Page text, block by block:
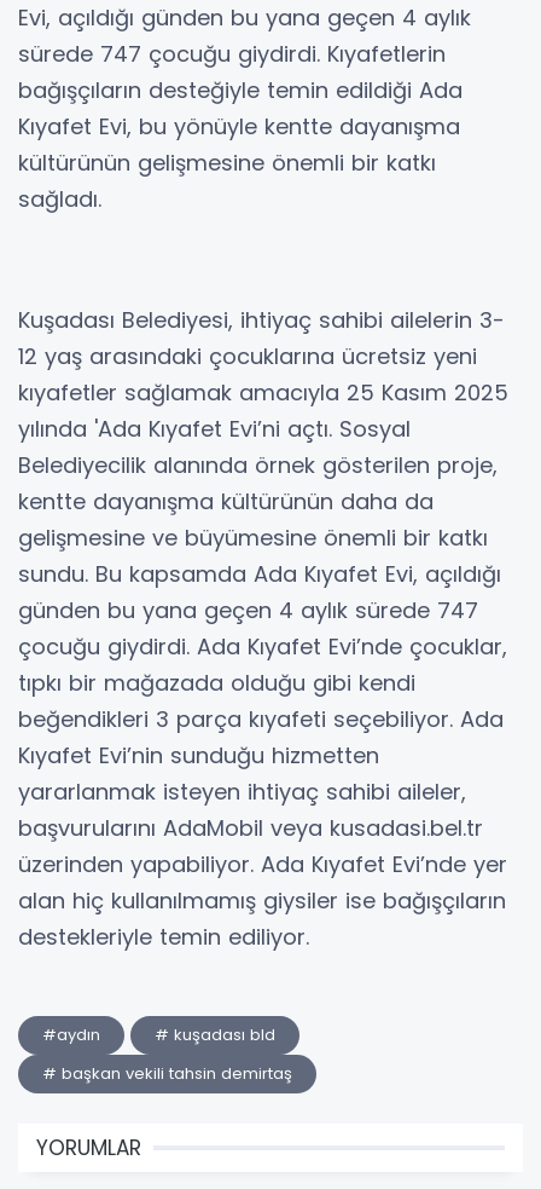
Evi, açıldığı günden bu yana geçen 4 aylık
sürede 747 çocuğu giydirdi. Kıyafetlerin
bağışçıların desteğiyle temin edildiği Ada
Kıyafet Evi, bu yönüyle kentte dayanışma
kültürünün gelişmesine önemli bir katkı
sağladı.
Kuşadası Belediyesi, ihtiyaç sahibi ailelerin 3-
12 yaş arasındaki çocuklarına ücretsiz yeni
kıyafetler sağlamak amacıyla 25 Kasım 2025
yılında 'Ada Kıyafet Evi’ni açtı. Sosyal
Belediyecilik alanında örnek gösterilen proje,
kentte dayanışma kültürünün daha da
gelişmesine ve büyümesine önemli bir katkı
sundu. Bu kapsamda Ada Kıyafet Evi, açıldığı
günden bu yana geçen 4 aylık sürede 747
çocuğu giydirdi. Ada Kıyafet Evi’nde çocuklar,
tıpkı bir mağazada olduğu gibi kendi
beğendikleri 3 parça kıyafeti seçebiliyor. Ada
Kıyafet Evi’nin sunduğu hizmetten
yararlanmak isteyen ihtiyaç sahibi aileler,
başvurularını AdaMobil veya kusadasi.bel.tr
üzerinden yapabiliyor. Ada Kıyafet Evi’nde yer
alan hiç kullanılmamış giysiler ise bağışçıların
destekleriyle temin ediliyor.
#aydın
# kuşadası bld
# başkan vekili tahsin demirtaş
YORUMLAR